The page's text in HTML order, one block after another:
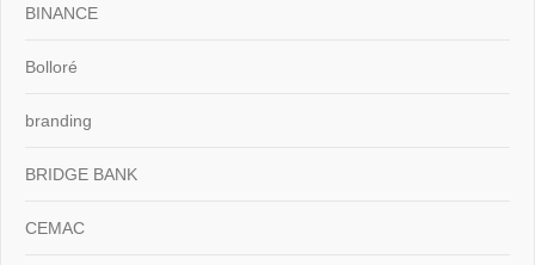
BINANCE
Bolloré
branding
BRIDGE BANK
CEMAC